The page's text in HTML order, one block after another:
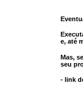
e, até
Mas,
seu
- link